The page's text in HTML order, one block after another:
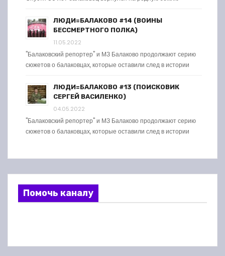
ЛЮДИ=БАЛАКОВО #14 (ВОИНЫ
БЕССМЕРТНОГО ПОЛКА)
11.05.2022
"Балаковский репортер" и МЗ Балаково продолжают серию
сюжетов о балаковцах, которые оставили след в истории
ЛЮДИ=БАЛАКОВО #13 (ПОИСКОВИК
СЕРГЕЙ ВАСИЛЕНКО)
04.05.2022
"Балаковский репортер" и МЗ Балаково продолжают серию
сюжетов о балаковцах, которые оставили след в истории
Помочь каналу